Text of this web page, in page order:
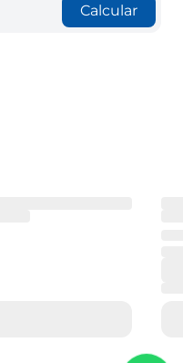
Calcular